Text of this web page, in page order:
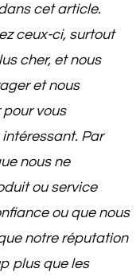
cet article.
ceux-ci, surtout
cher, et nous
et nous
vous
Par
nous ne
ou service
ou que nous
notre réputation
plus que les